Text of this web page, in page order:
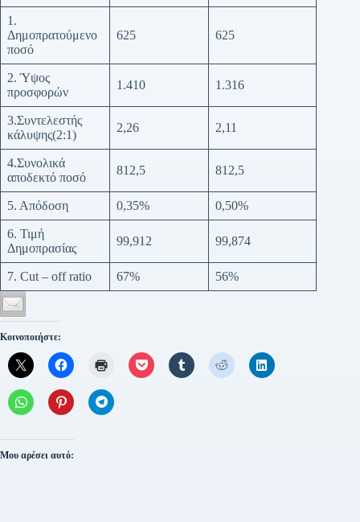
1.
Δημοπρατούμενο
ποσό
625 625
2. Ύψος
προσφορών
1.410 1.316
3.Συντελεστής
κάλυψης(2:1)
2,26 2,11
4.Συνολικά
αποδεκτό ποσό
812,5 812,5
5. Απόδοση 0,35% 0,50%
6. Τιμή
Δημοπρασίας
99,912 99,874
7. Cut – off ratio 67% 56%
Κοινοποιήστε:
Μου αρέσει αυτό: